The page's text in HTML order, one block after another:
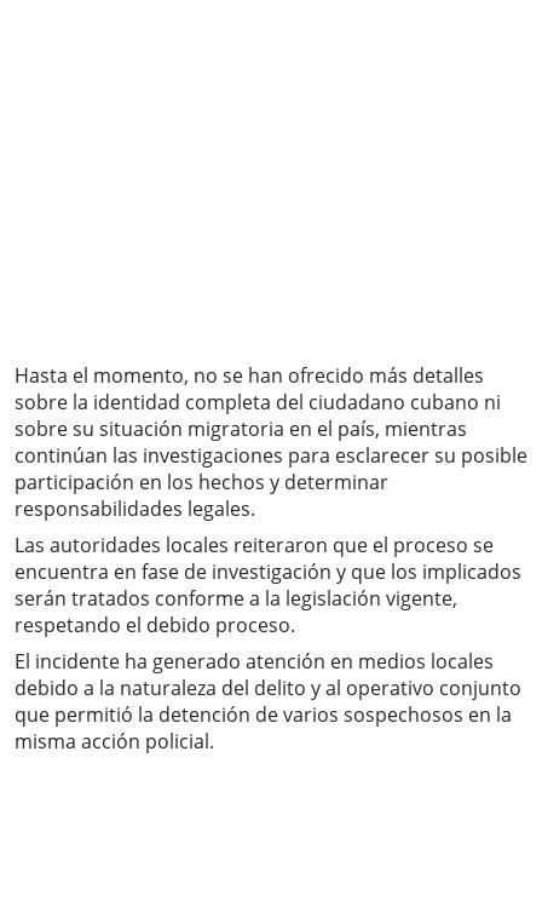
Hasta el momento, no se han ofrecido más detalles
sobre la identidad completa del ciudadano cubano ni
sobre su situación migratoria en el país, mientras
continúan las investigaciones para esclarecer su posible
participación en los hechos y determinar
responsabilidades legales.
Las autoridades locales reiteraron que el proceso se
encuentra en fase de investigación y que los implicados
serán tratados conforme a la legislación vigente,
respetando el debido proceso.
El incidente ha generado atención en medios locales
debido a la naturaleza del delito y al operativo conjunto
que permitió la detención de varios sospechosos en la
misma acción policial.